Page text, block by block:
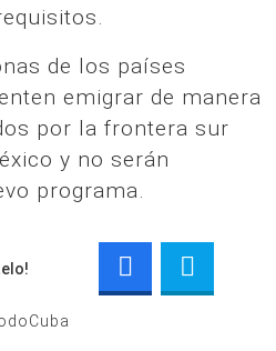
de los países
emigrar de manera
por la frontera sur
y no serán
programa.